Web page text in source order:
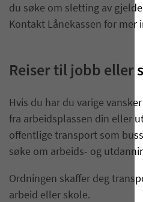
du søke om sletting av
Kontakt Lånekassen for mer
Reiser til jobb eller
Hvis du har du varige
fra arbeidsplassen din eller
offentlige transport som
søke om arbeids- og
Ordningen skaffer deg
arbeid eller skole.